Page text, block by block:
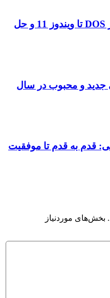
تاریخچه ویندوزهای محبوب: از DOS تا ویندوز 11 و حل
جدید و محبوب در سال
قدم به قدم تا موفقیت
بخش‌های موردنیاز